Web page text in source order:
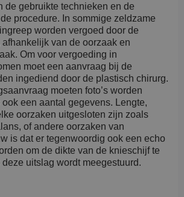
de gebruikte technieken en de
procedure. In sommige zeldzame
worden vergoed door de
van de oorzaak en
Om voor vergoeding in
moet een aanvraag bij de
ingediend door de plastisch chirurg.
moeten foto’s worden
een aantal gegevens. Lengte,
oorzaken uitgesloten zijn zoals
of andere oorzaken van
is dat er tegenwoordig ook een echo
om de dikte van de knieschijf te
uitslag wordt meegestuurd.